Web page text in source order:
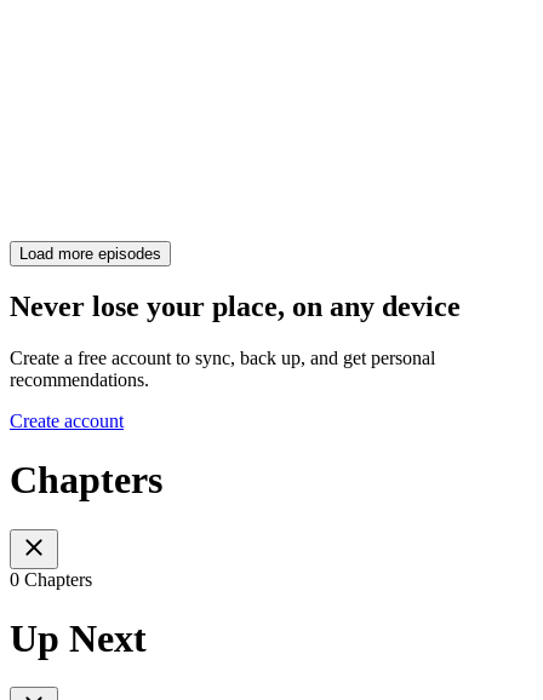
Load more episodes
Never lose your place, on any device
Create a free account to sync, back up, and get personal
recommendations.
Create account
Chapters
0 Chapters
Up Next